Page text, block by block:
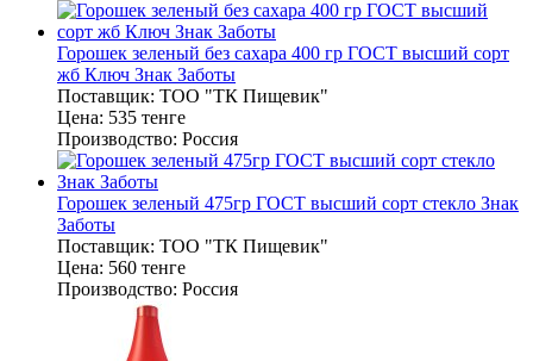
Горошек зеленый без сахара 400 гр ГОСТ высший сорт
жб Ключ Знак Заботы
Поставщик: ТОО "ТК Пищевик"
Цена: 535 тенге
Производство: Россия
Горошек зеленый 475гр ГОСТ высший сорт стекло Знак
Заботы
Поставщик: ТОО "ТК Пищевик"
Цена: 560 тенге
Производство: Россия